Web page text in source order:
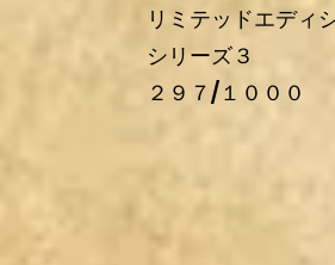
リミテッドエディ
シリーズ３
２９７/１０００